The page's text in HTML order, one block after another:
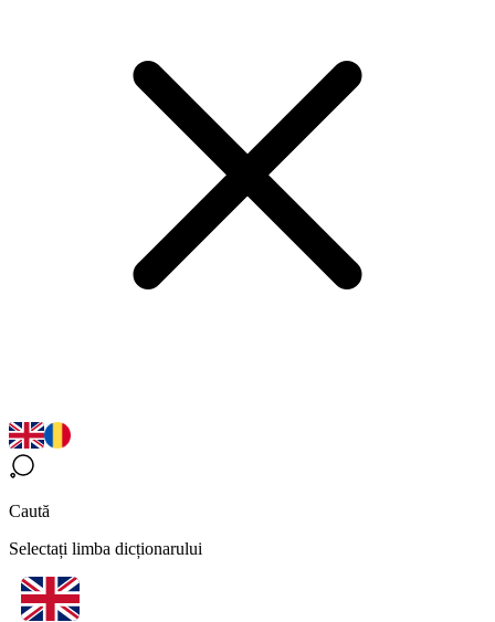
Caută
Selectați limba dicționarului